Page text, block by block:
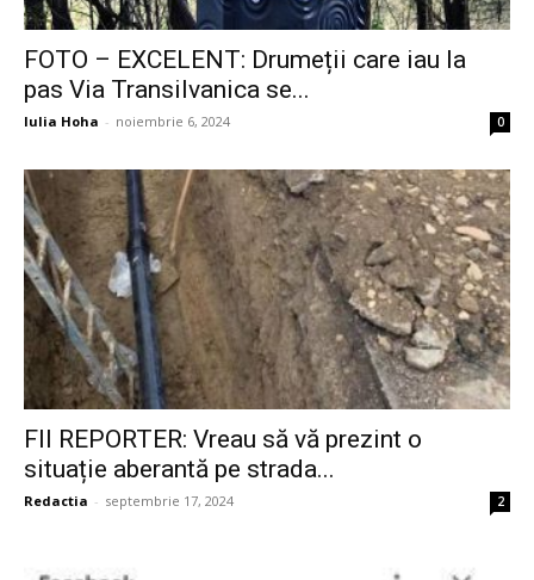
FOTO – EXCELENT: Drumeții care iau la
pas Via Transilvanica se...
Iulia Hoha - noiembrie 6, 2024 0
FII REPORTER: Vreau să vă prezint o
situație aberantă pe strada...
Redactia - septembrie 17, 2024 2